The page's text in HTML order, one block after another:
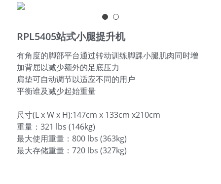
联系我们
搜索
简体中文
简体中文
English
RPL5405站式小腿提升机
有角度的脚部平台通过转动训练脚踝小腿肌肉同时增
加背屈以减少额外的足底压力
肩垫可自动调节以适应不同的用户
平衡谁及减少起始重量
尺寸(L x W x H):147cm x 133cm x210cm
重量：321 lbs (146kg)
最大使用重量：800 lbs (363kg)
最大存储重量：720 lbs (327kg)
普拉提项目